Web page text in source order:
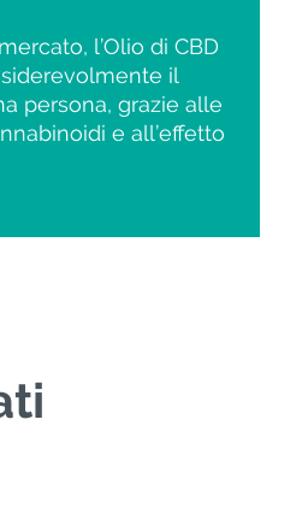
l’Olio di CBD
il
persona, grazie alle
e all’effetto